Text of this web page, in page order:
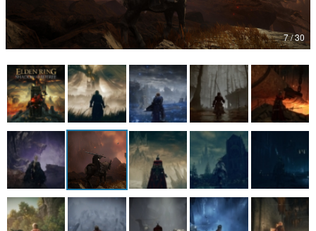
電ファミニコゲーマーとは？
運営：株式会社マレ
7 / 30